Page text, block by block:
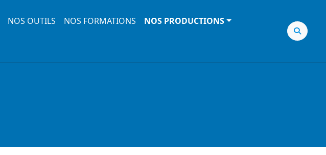
NOS OUTILS NOS FORMATIONS
NOS PRODUCTIONS